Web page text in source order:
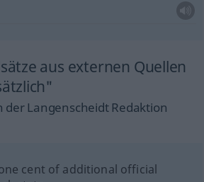
aus externen Quellen
der Langenscheidt Redaktion
cent of additional official